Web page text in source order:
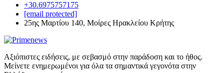
+30.6975757175
[email protected]
25ης Μαρτίου 140, Μοίρες Ηρακλείου Κρήτης
Αξιόπιστες ειδήσεις, με σεβασμό στην παράδοση και το ήθος.
Μείνετε ενημερωμένοι για όλα τα σημαντικά γεγονότα στην